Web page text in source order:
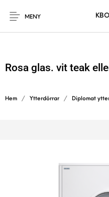
MENY
Rosa glas. vit teak
Hem / Ytterdörrar / Diplomat